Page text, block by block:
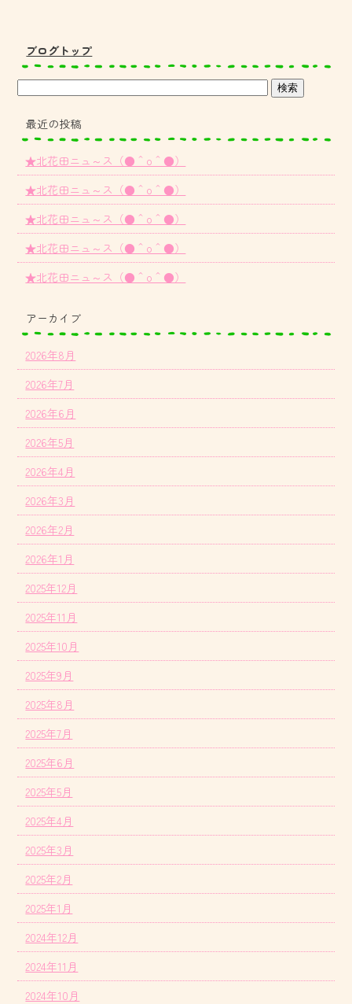
ブログトップ
最近の投稿
★北花田ニュ～ス（●＾o＾●）
★北花田ニュ～ス（●＾o＾●）
★北花田ニュ～ス（●＾o＾●）
★北花田ニュ～ス（●＾o＾●）
★北花田ニュ～ス（●＾o＾●）
アーカイブ
2026年8月
2026年7月
2026年6月
2026年5月
2026年4月
2026年3月
2026年2月
2026年1月
2025年12月
2025年11月
2025年10月
2025年9月
2025年8月
2025年7月
2025年6月
2025年5月
2025年4月
2025年3月
2025年2月
2025年1月
2024年12月
2024年11月
2024年10月